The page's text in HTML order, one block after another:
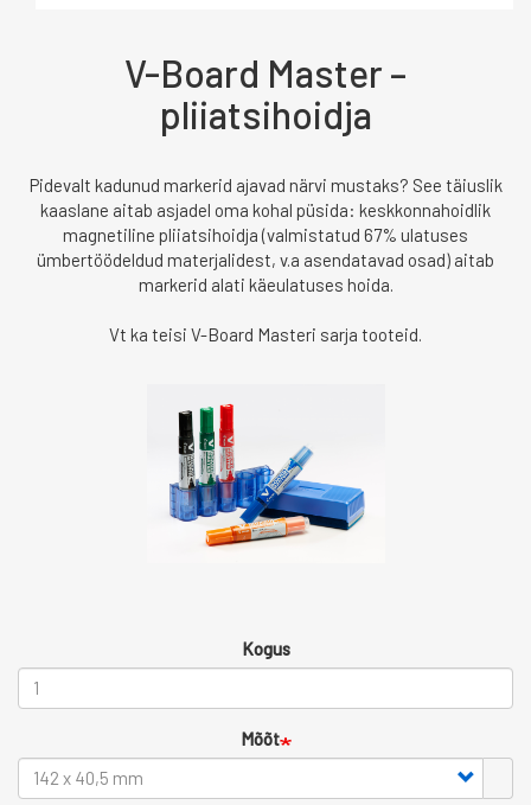
V-Board Master –
pliiatsihoidja
Pidevalt kadunud markerid ajavad närvi mustaks? See täiuslik
kaaslane aitab asjadel oma kohal püsida: keskkonnahoidlik
magnetiline pliiatsihoidja (valmistatud 67% ulatuses
ümbertöödeldud materjalidest, v.a asendatavad osad) aitab
markerid alati käeulatuses hoida.
Vt ka teisi V-Board Masteri sarja tooteid.
Kogus
Mõõt